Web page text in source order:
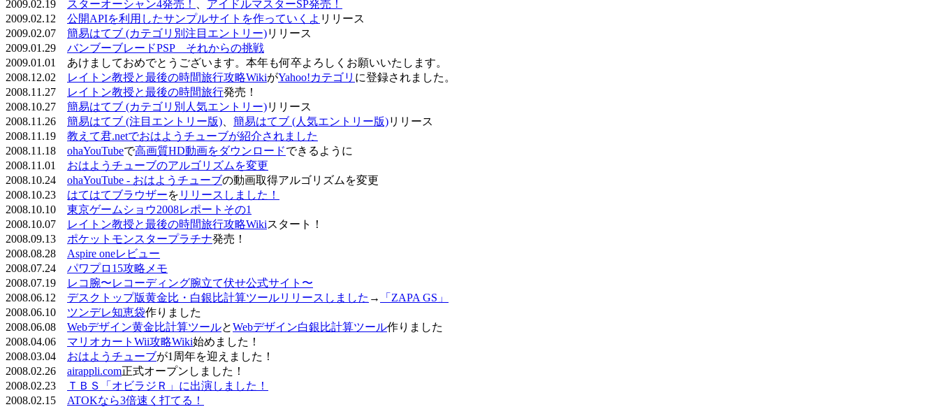
2009.02.19
スターオーシャン4発売！
アイドルマスターSP発売！
2009.02.12 公開APIを利用したサンプルサイトを作っていくよ リリース
2009.02.07 簡易はてブ (カテゴリ別注目エントリー)リリース
2009.01.29 バンブーブレードPSP それからの挑戦
2009.01.01 あけましておめでとうございます。本年も何卒よろしくお願いいたします。
2008.12.02
レイトン教授と最後の時間旅行攻略WikiがYahoo!カテゴリ に登録されました。
2008.11.27
レイトン教授と最後の時間旅行発売！
2008.10.27 簡易はてブ (カテゴリ別人気エントリー)リリース
2008.11.26 簡易はてブ (注目エントリー版) 簡易はてブ (人気エントリー版)リリース
2008.11.19 教えて君.netでおはようチューブが紹介されました
2008.11.18 ohaYouTubeで高画質HD動画をダウンロードできるように
2008.11.01 おはようチューブのアルゴリズムを変更
2008.10.24 ohaYouTube - おはようチューブの動画取得アルゴリズムを変更
2008.10.23 はてはてブラウザーを リリースしました！
2008.10.10 東京ゲームショウ2008レポートその1
2008.10.07
レイトン教授と最後の時間旅行攻略Wikiスタート！
2008.09.13 ポケットモンスタープラチナ発売！
2008.08.28 Aspire oneレビュー
2008.07.24 パワプロ15攻略メモ
2008.07.19
レコ腕〜レコーディング腕立て伏せ公式サイト〜
2008.06.12 デスクトップ版黄金比・白銀比計算ツールリリースしました →
「ZAPA GS」
2008.06.10 ツンデレ知恵袋作りました
2008.06.08 Webデザイン黄金比計算ツールとWebデザイン白銀比計算ツール作りました
2008.04.06 マリオカートWii攻略Wiki始めました！
2008.03.04 おはようチューブが1周年を迎えました！
2008.02.26 airappli.com正式オープンしました！
2008.02.23
ＴＢＳ「オビラジＲ」に出演しました！
2008.02.15 ATOKなら3倍速く打てる！